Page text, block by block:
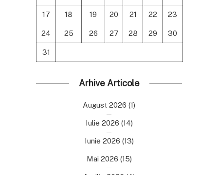
17 18 19 20 21 22 23
24 25 26 27 28 29 30
31
Arhive Articole
August 2026 (1)
Iulie 2026 (14)
Iunie 2026 (13)
Mai 2026 (15)